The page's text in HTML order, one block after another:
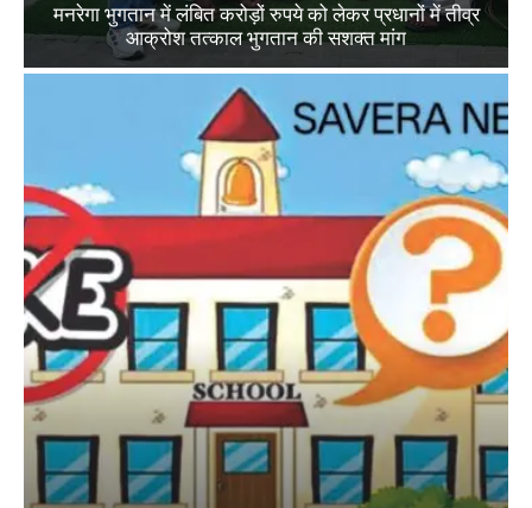
मनरेगा भुगतान में लंबित करोड़ों रुपये को लेकर प्रधानों में तीव्र
आक्रोश तत्काल भुगतान की सशक्त मांग